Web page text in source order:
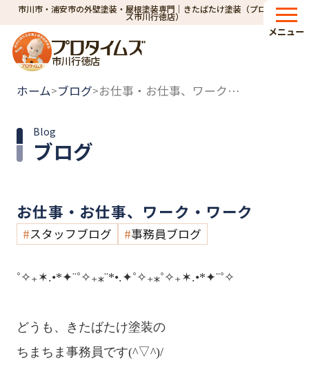
市川市・浦安市の外壁塗装・屋根塗装専門｜きたばたけ塗装（プロタイム
ズ市川行徳店）
市川行徳店
メニュー
ホーム>ブログ> お仕事・お仕事、ワーク・ワーク
ブログ
Blog
お仕事・お仕事、ワーク・ワーク
スタッフブログ 事務員ブログ
˚✧₊✶.•*✦¨˚✧₊⁎¨*•.✦˚✧₊⁎˚✧₊✶.•*✦¨˚✧
どうも、きたばたけ塗装の
ちまちま事務員です(^▽^)/